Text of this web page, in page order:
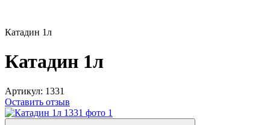
Катадин 1л
Катадин 1л
Артикул: 1331
Оставить отзыв